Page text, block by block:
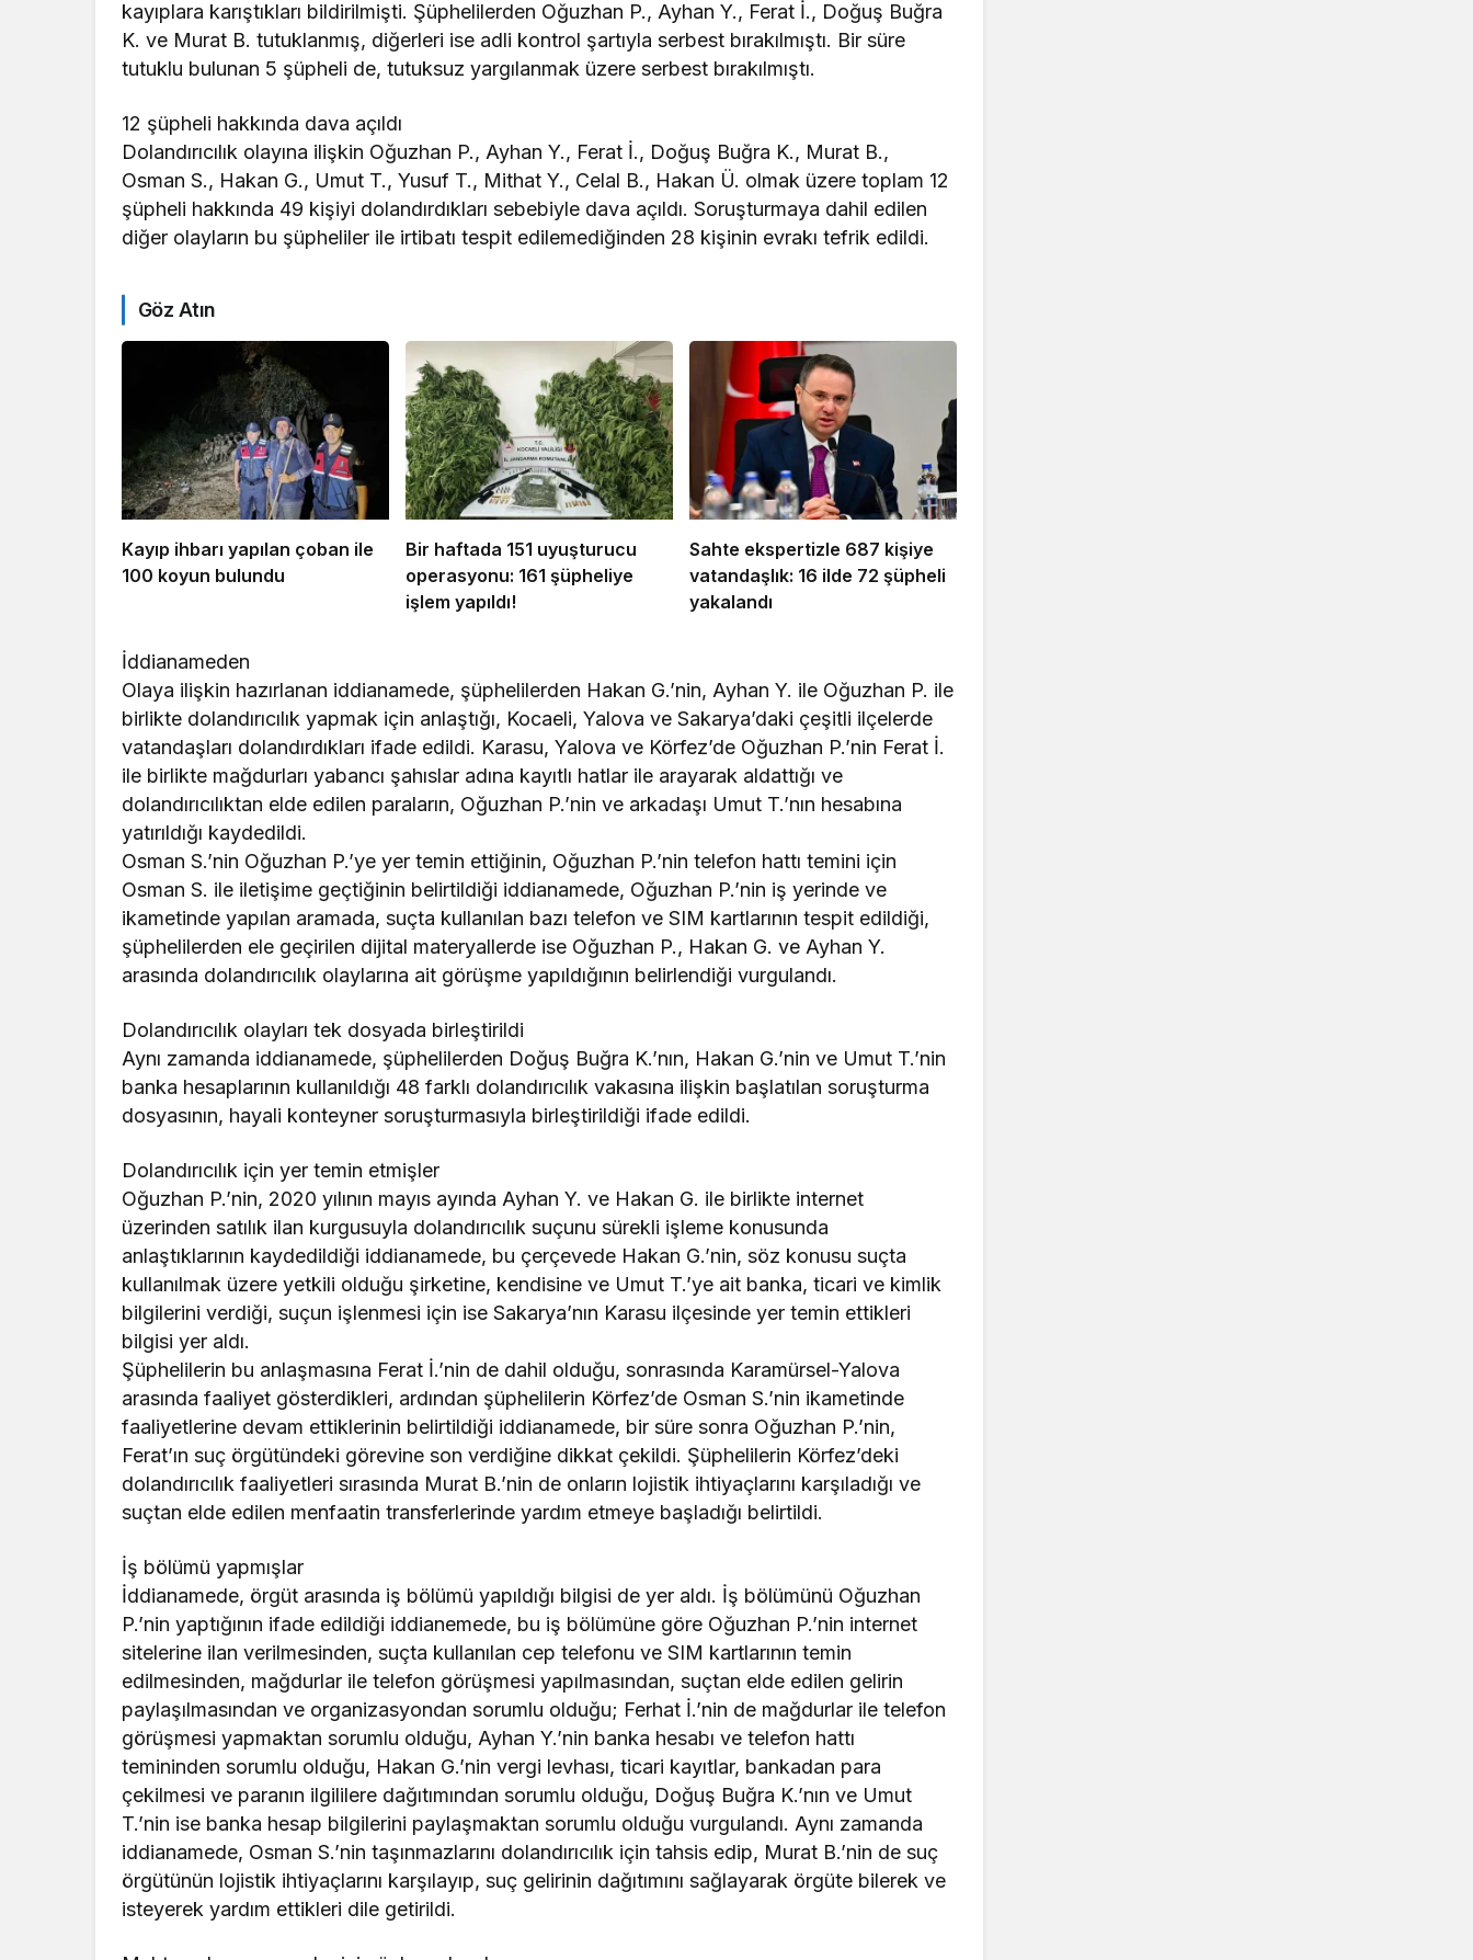
kayıplara karıştıkları bildirilmişti. Şüphelilerden Oğuzhan P., Ayhan Y., Ferat İ., Doğuş Buğra
K. ve Murat B. tutuklanmış, diğerleri ise adli kontrol şartıyla serbest bırakılmıştı. Bir süre
tutuklu bulunan 5 şüpheli de, tutuksuz yargılanmak üzere serbest bırakılmıştı.
12 şüpheli hakkında dava açıldı
Dolandırıcılık olayına ilişkin Oğuzhan P., Ayhan Y., Ferat İ., Doğuş Buğra K., Murat B.,
Osman S., Hakan G., Umut T., Yusuf T., Mithat Y., Celal B., Hakan Ü. olmak üzere toplam 12
şüpheli hakkında 49 kişiyi dolandırdıkları sebebiyle dava açıldı. Soruşturmaya dahil edilen
diğer olayların bu şüpheliler ile irtibatı tespit edilemediğinden 28 kişinin evrakı tefrik edildi.
Göz Atın
Kayıp ihbarı yapılan çoban ile
100 koyun bulundu
Bir haftada 151 uyuşturucu
operasyonu: 161 şüpheliye
işlem yapıldı!
Sahte ekspertizle 687 kişiye
vatandaşlık: 16 ilde 72 şüpheli
yakalandı
İddianameden
Olaya ilişkin hazırlanan iddianamede, şüphelilerden Hakan G.’nin, Ayhan Y. ile Oğuzhan P. ile
birlikte dolandırıcılık yapmak için anlaştığı, Kocaeli, Yalova ve Sakarya’daki çeşitli ilçelerde
vatandaşları dolandırdıkları ifade edildi. Karasu, Yalova ve Körfez’de Oğuzhan P.’nin Ferat İ.
ile birlikte mağdurları yabancı şahıslar adına kayıtlı hatlar ile arayarak aldattığı ve
dolandırıcılıktan elde edilen paraların, Oğuzhan P.’nin ve arkadaşı Umut T.’nın hesabına
yatırıldığı kaydedildi.
Osman S.’nin Oğuzhan P.’ye yer temin ettiğinin, Oğuzhan P.’nin telefon hattı temini için
Osman S. ile iletişime geçtiğinin belirtildiği iddianamede, Oğuzhan P.’nin iş yerinde ve
ikametinde yapılan aramada, suçta kullanılan bazı telefon ve SIM kartlarının tespit edildiği,
şüphelilerden ele geçirilen dijital materyallerde ise Oğuzhan P., Hakan G. ve Ayhan Y.
arasında dolandırıcılık olaylarına ait görüşme yapıldığının belirlendiği vurgulandı.
Dolandırıcılık olayları tek dosyada birleştirildi
Aynı zamanda iddianamede, şüphelilerden Doğuş Buğra K.’nın, Hakan G.’nin ve Umut T.’nin
banka hesaplarının kullanıldığı 48 farklı dolandırıcılık vakasına ilişkin başlatılan soruşturma
dosyasının, hayali konteyner soruşturmasıyla birleştirildiği ifade edildi.
Dolandırıcılık için yer temin etmişler
Oğuzhan P.’nin, 2020 yılının mayıs ayında Ayhan Y. ve Hakan G. ile birlikte internet
üzerinden satılık ilan kurgusuyla dolandırıcılık suçunu sürekli işleme konusunda
anlaştıklarının kaydedildiği iddianamede, bu çerçevede Hakan G.’nin, söz konusu suçta
kullanılmak üzere yetkili olduğu şirketine, kendisine ve Umut T.’ye ait banka, ticari ve kimlik
bilgilerini verdiği, suçun işlenmesi için ise Sakarya’nın Karasu ilçesinde yer temin ettikleri
bilgisi yer aldı.
Şüphelilerin bu anlaşmasına Ferat İ.’nin de dahil olduğu, sonrasında Karamürsel-Yalova
arasında faaliyet gösterdikleri, ardından şüphelilerin Körfez’de Osman S.’nin ikametinde
faaliyetlerine devam ettiklerinin belirtildiği iddianamede, bir süre sonra Oğuzhan P.’nin,
Ferat’ın suç örgütündeki görevine son verdiğine dikkat çekildi. Şüphelilerin Körfez’deki
dolandırıcılık faaliyetleri sırasında Murat B.’nin de onların lojistik ihtiyaçlarını karşıladığı ve
suçtan elde edilen menfaatin transferlerinde yardım etmeye başladığı belirtildi.
İş bölümü yapmışlar
İddianamede, örgüt arasında iş bölümü yapıldığı bilgisi de yer aldı. İş bölümünü Oğuzhan
P.’nin yaptığının ifade edildiği iddianemede, bu iş bölümüne göre Oğuzhan P.’nin internet
sitelerine ilan verilmesinden, suçta kullanılan cep telefonu ve SIM kartlarının temin
edilmesinden, mağdurlar ile telefon görüşmesi yapılmasından, suçtan elde edilen gelirin
paylaşılmasından ve organizasyondan sorumlu olduğu; Ferhat İ.’nin de mağdurlar ile telefon
görüşmesi yapmaktan sorumlu olduğu, Ayhan Y.’nin banka hesabı ve telefon hattı
temininden sorumlu olduğu, Hakan G.’nin vergi levhası, ticari kayıtlar, bankadan para
çekilmesi ve paranın ilgililere dağıtımından sorumlu olduğu, Doğuş Buğra K.’nın ve Umut
T.’nin ise banka hesap bilgilerini paylaşmaktan sorumlu olduğu vurgulandı. Aynı zamanda
iddianamede, Osman S.’nin taşınmazlarını dolandırıcılık için tahsis edip, Murat B.’nin de suç
örgütünün lojistik ihtiyaçlarını karşılayıp, suç gelirinin dağıtımını sağlayarak örgüte bilerek ve
isteyerek yardım ettikleri dile getirildi.